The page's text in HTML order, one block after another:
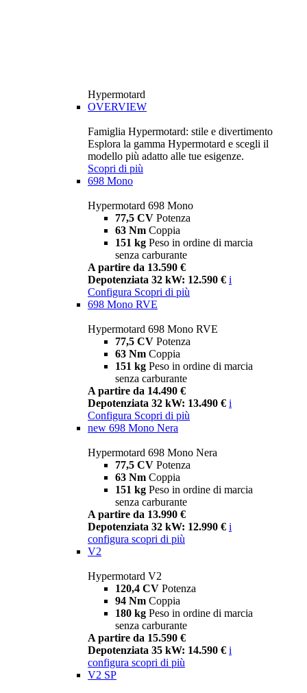
Hypermotard
OVERVIEW
Famiglia Hypermotard: stile e divertimento
Esplora la gamma Hypermotard e scegli il
modello più adatto alle tue esigenze.
Scopri di più
698 Mono
Hypermotard 698 Mono
77,5 CV Potenza
63 Nm Coppia
151 kg Peso in ordine di marcia
senza carburante
A partire da 13.590 €
Depotenziata 32 kW: 12.590 € i
Configura Scopri di più
698 Mono RVE
Hypermotard 698 Mono RVE
77,5 CV Potenza
63 Nm Coppia
151 kg Peso in ordine di marcia
senza carburante
A partire da 14.490 €
Depotenziata 32 kW: 13.490 € i
Configura Scopri di più
new 698 Mono Nera
Hypermotard 698 Mono Nera
77,5 CV Potenza
63 Nm Coppia
151 kg Peso in ordine di marcia
senza carburante
A partire da 13.990 €
Depotenziata 32 kW: 12.990 € i
configura scopri di più
V2
Hypermotard V2
120,4 CV Potenza
94 Nm Coppia
180 kg Peso in ordine di marcia
senza carburante
A partire da 15.590 €
Depotenziata 35 kW: 14.590 € i
configura scopri di più
V2 SP